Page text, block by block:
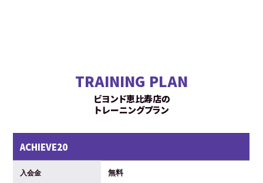
TRAINING PLAN
ビヨンド恵比寿店の
トレーニングプラン
ACHIEVE20
入会金 無料